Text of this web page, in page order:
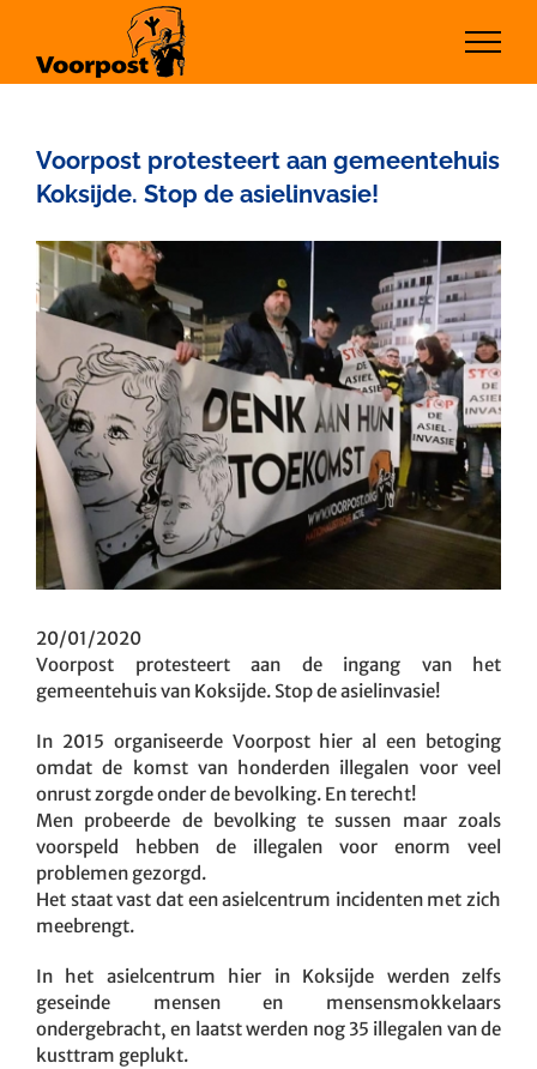
inhoud
Voorpost protesteert aan gemeentehuis
Koksijde. Stop de asielinvasie!
Bekijk
grotere
afbeelding
20/01/2020
Voorpost protesteert aan de ingang van het
gemeentehuis van Koksijde. Stop de asielinvasie!
In 2015 organiseerde Voorpost hier al een betoging
omdat de komst van honderden illegalen voor veel
onrust zorgde onder de bevolking. En terecht!
Men probeerde de bevolking te sussen maar zoals
voorspeld hebben de illegalen voor enorm veel
problemen gezorgd.
Het staat vast dat een asielcentrum incidenten met zich
meebrengt.
In het asielcentrum hier in Koksijde werden zelfs
geseinde mensen en mensensmokkelaars
ondergebracht, en laatst werden nog 35 illegalen van de
kusttram geplukt.